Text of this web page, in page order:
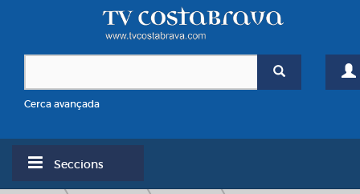
Cerca avançada
Seccions